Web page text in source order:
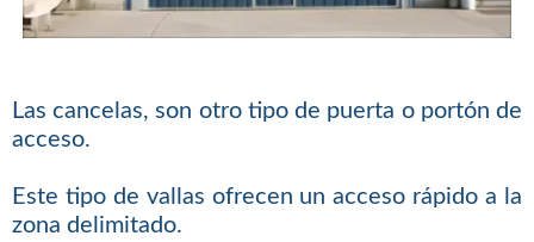
Las cancelas, son otro tipo de puerta o portón de
acceso.
Este tipo de vallas ofrecen un acceso rápido a la
zona delimitado.